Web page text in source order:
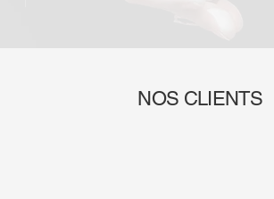
NOS CLIENTS